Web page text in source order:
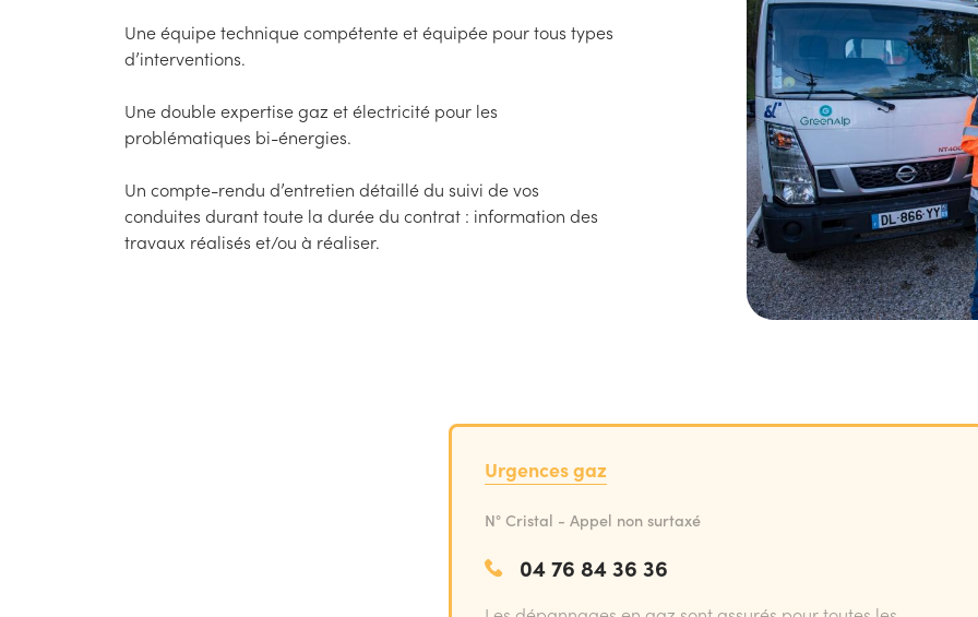
Une équipe technique compétente et équipée pour tous types
d’interventions.
Une double expertise gaz et électricité pour les
problématiques bi-énergies.
Un compte-rendu d’entretien détaillé du suivi de vos
conduites durant toute la durée du contrat : information des
travaux réalisés et/ou à réaliser.
Urgences gaz
N° Cristal - Appel non surtaxé
04 76 84 36 36